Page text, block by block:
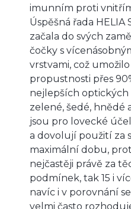
imunním proti
Úspěšná řada HELIA
začala do svých
čočky s
vrstvami, což
propustnosti přes
nejlepších
zelené, šedé, hnědé
jsou pro lovecké
a dovolují použití za
maximální dobu,
nejčastěji právě za
podmínek, tak 15 i
navíc i v porovnání
velmi často